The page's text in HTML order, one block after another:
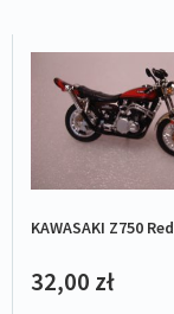
KAWASAKI Z750 Red
32,00 zł